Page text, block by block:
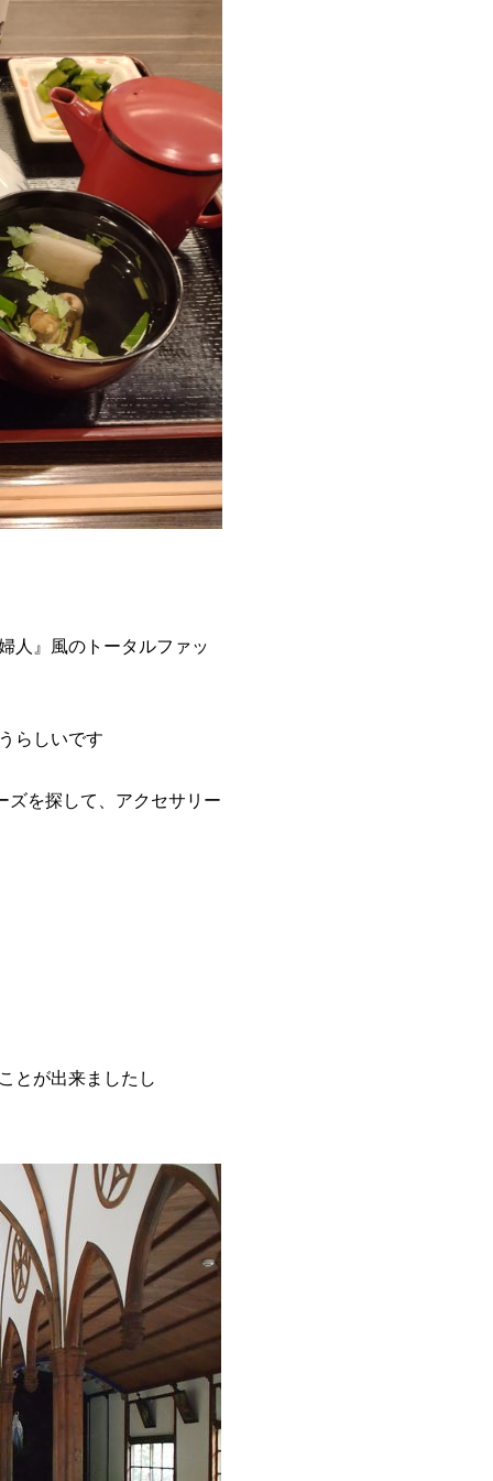
人』風のトータルファッ
らしいです
ズを探して、アクセサリー
とが出来ましたし